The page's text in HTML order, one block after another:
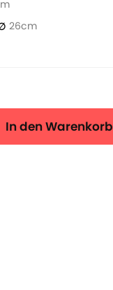
26
In den Warenkorb